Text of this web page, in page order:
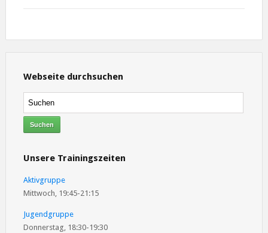
Webseite durchsuchen
Unsere Trainingszeiten
Aktivgruppe
Mittwoch, 19:45-21:15
Jugendgruppe
Donnerstag, 18:30-19:30